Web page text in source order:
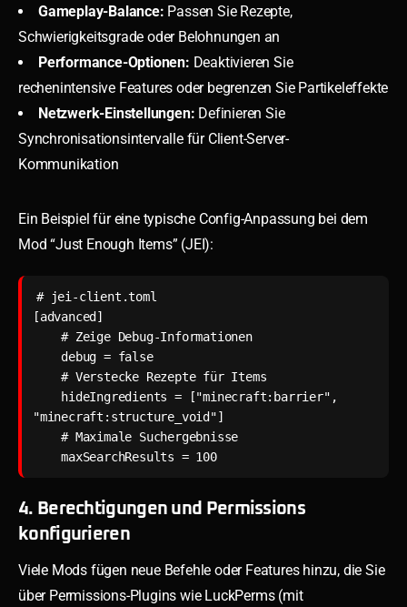
Gameplay-Balance: Passen Sie Rezepte,
Schwierigkeitsgrade oder Belohnungen an
Performance-Optionen: Deaktivieren Sie
rechenintensive Features oder begrenzen Sie Partikeleffekte
Netzwerk-Einstellungen: Definieren Sie
Synchronisationsintervalle für Client-Server-
Kommunikation
Ein Beispiel für eine typische Config-Anpassung bei dem
Mod “Just Enough Items” (JEI):
# jei-client.toml
[advanced]
    # Zeige Debug-Informationen
    # Verstecke Rezepte für Items
"minecraft:structure_void"]
    # Maximale Suchergebnisse
    maxSearchResults = 100
4. Berechtigungen und Permissions
konfigurieren
Viele Mods fügen neue Befehle oder Features hinzu, die Sie
über Permissions-Plugins wie LuckPerms (mit